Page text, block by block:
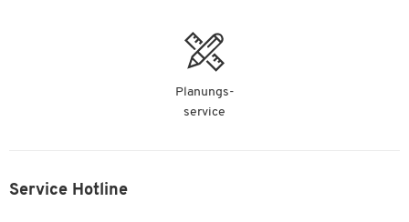
Planungs-
service
Service Hotline